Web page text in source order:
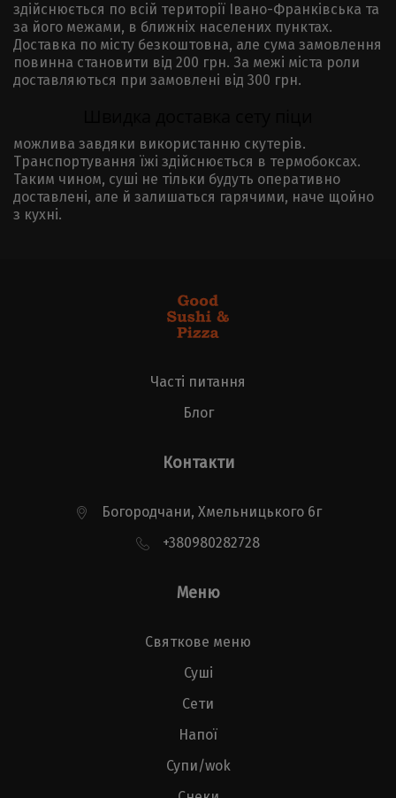
здійснюється по всій території Івано-Франківська та
за його межами, в ближніх населених пунктах.
Доставка по місту безкоштовна, але сума замовлення
повинна становити від 200 грн. За межі міста роли
доставляються при замовлені від 300 грн.
можлива завдяки використанню скутерів.
Транспортування їжі здійснюється в термобоксах.
Таким чином, суші не тільки будуть оперативно
доставлені, але й залишаться гарячими, наче щойно
з кухні.
Часті питання
Блог
Контакти
Богородчани, Хмельницького 6г
+380980282728
Меню
Святкове меню
Суші
Сети
Напої
Супи/wok